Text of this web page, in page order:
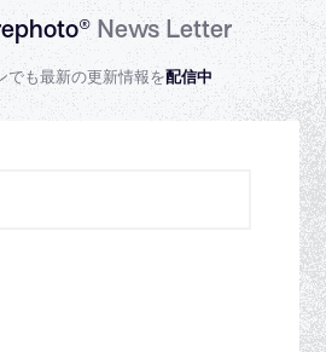
News Letter
でも最新の更新情報を配信中